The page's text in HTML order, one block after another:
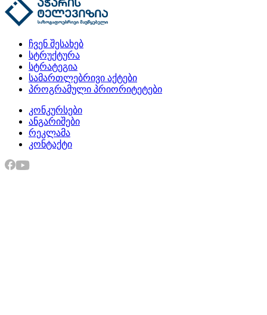
ჩვენ შესახებ
სტრუქტურა
სტრატეგია
სამართლებრივი აქტები
პროგრამული პრიორიტეტები
კონკურსები
ანგარიშები
რეკლამა
კონტაქტი